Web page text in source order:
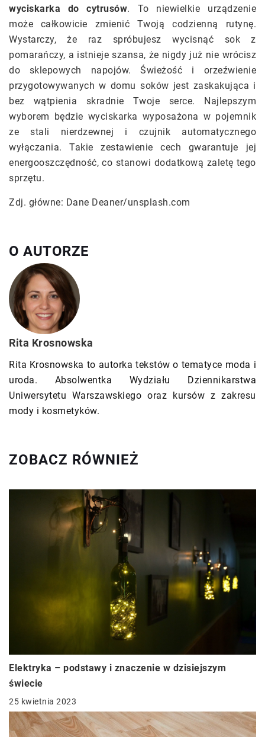
wyciskarka do cytrusów. To niewielkie urządzenie
może całkowicie zmienić Twoją codzienną rutynę.
Wystarczy, że raz spróbujesz wycisnąć sok z
pomarańczy, a istnieje szansa, że nigdy już nie wrócisz
do sklepowych napojów. Świeżość i orzeźwienie
przygotowywanych w domu soków jest zaskakująca i
bez wątpienia skradnie Twoje serce. Najlepszym
wyborem będzie wyciskarka wyposażona w pojemnik
ze stali nierdzewnej i czujnik automatycznego
wyłączania. Takie zestawienie cech gwarantuje jej
energooszczędność, co stanowi dodatkową zaletę tego
sprzętu.
Zdj. główne: Dane Deaner/unsplash.com
O AUTORZE
Rita Krosnowska
Rita Krosnowska to autorka tekstów o tematyce moda i
uroda. Absolwentka Wydziału Dziennikarstwa
Uniwersytetu Warszawskiego oraz kursów z zakresu
mody i kosmetyków.
ZOBACZ RÓWNIEŻ
Elektryka – podstawy i znaczenie w dzisiejszym
świecie
25 kwietnia 2023